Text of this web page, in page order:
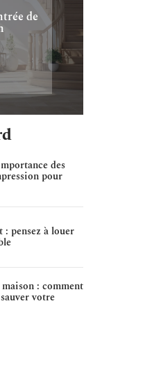
de
des
pour
: pensez à louer
: comment
votre